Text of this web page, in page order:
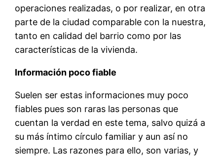
operaciones realizadas, o por realizar, en otra
parte de la ciudad comparable con la nuestra,
tanto en calidad del barrio como por las
características de la vivienda.
Información poco fiable
Suelen ser estas informaciones muy poco
fiables pues son raras las personas que
cuentan la verdad en este tema, salvo quizá a
su más íntimo círculo familiar y aun así no
siempre. Las razones para ello, son varias, y